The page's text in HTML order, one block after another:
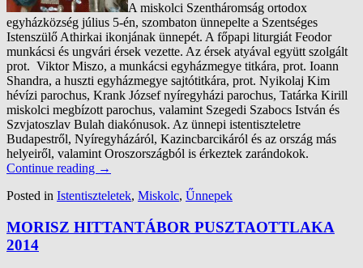
A miskolci Szentháromság ortodox
egyházközség július 5-én, szombaton ünnepelte a Szentséges
Istenszülő Athirkai ikonjának ünnepét. A főpapi liturgiát Feodor
munkácsi és ungvári érsek vezette. Az érsek atyával együtt szolgált
prot. Viktor Miszo, a munkácsi egyházmegye titkára, prot. Ioann
Shandra, a huszti egyházmegye sajtótitkára, prot. Nyikolaj Kim
hévízi parochus, Krank József nyíregyházi parochus, Tatárka Kirill
miskolci megbízott parochus, valamint Szegedi Szabocs István és
Szvjatoszlav Bulah diakónusok. Az ünnepi istentiszteletre
Budapestről, Nyíregyházáról, Kazincbarcikáról és az ország más
helyeiről, valamint Oroszországból is érkeztek zarándokok.
Continue reading →
Posted in Istentiszteletek, Miskolc, Űnnepek
MORISZ HITTANTÁBOR PUSZTAOTTLAKA
2014